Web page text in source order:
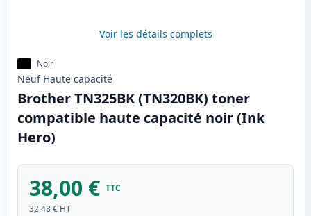
Voir les détails complets
Noir
Neuf Haute capacité
Brother TN325BK (TN320BK) toner
compatible haute capacité noir (Ink
Hero)
38,00 € TTC
32,48 € HT